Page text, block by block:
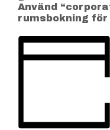
Använd
rumsbokning